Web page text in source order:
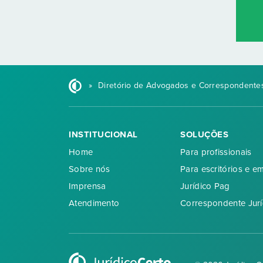
» Diretório de Advogados e
INSTITUCIONAL
Home
Sobre nós
Imprensa
Atendimento
SOLUÇÕES
Para profissionais
Para escritórios e
Jurídico Pag
Correspondente